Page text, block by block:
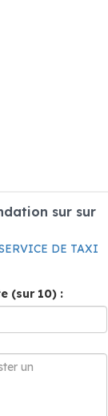
sur sur
DE TAXI
(sur 10) :